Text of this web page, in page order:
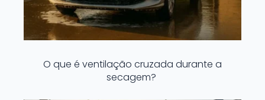
O que é ventilação cruzada durante a
secagem?